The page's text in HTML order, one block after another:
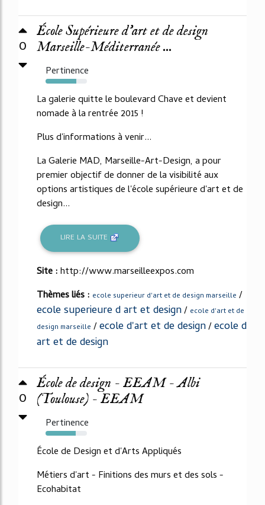
0
École Supérieure d’art et de design
Marseille-Méditerranée ...
Pertinence
74%
La galerie quitte le boulevard Chave et devient
nomade à la rentrée 2015 !
Plus d'informations à venir...
La Galerie MAD, Marseille-Art-Design, a pour
premier objectif de donner de la visibilité aux
options artistiques de l'école supérieure d'art et de
design...
LIRE LA SUITE
Site :http://www.marseilleexpos.com
Thèmes liés : ecole superieur d'art et de design marseille /
ecole superieure d art et design/ ecole d'art et de
design marseille /ecole d'art et de design/ecole d
art et de design
0
École de design - EEAM - Albi
(Toulouse) - EEAM
Pertinence
73%
École de Design et d'Arts Appliqués
Métiers d'art - Finitions des murs et des sols -
Ecohabitat